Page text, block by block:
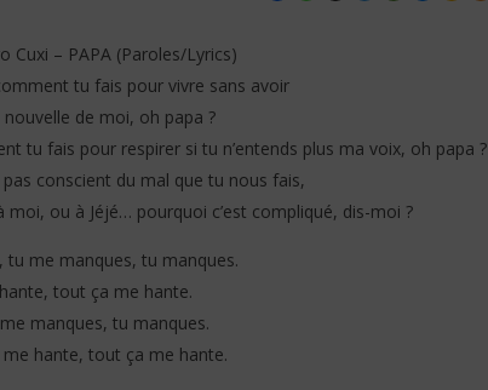
– PAPA
Tayc ft. Didi B – Salo (Lyrics /
Paroles)
décembre
2025
Cuxi – PAPA (Paroles/Lyrics)
tu fais pour vivre sans avoir
nouvelle de moi, oh papa ?
tu fais pour respirer si tu n’entends plus ma voix, oh papa ?
pas conscient du mal que tu nous fais,
moi, ou à Jéjé… pourquoi c’est compliqué, dis-moi ?
tu me manques, tu manques.
tout ça me hante.
manques, tu manques.
hante, tout ça me hante.